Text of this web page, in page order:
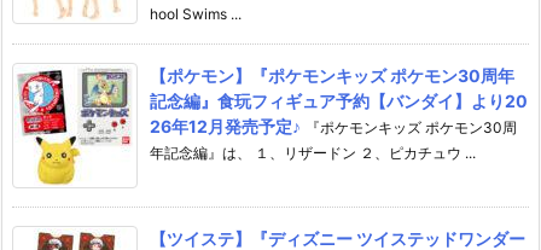
hool Swims ...
【ポケモン】『ポケモンキッズ ポケモン30周年
記念編』食玩フィギュア予約【バンダイ】より20
26年12月発売予定♪
『ポケモンキッズ ポケモン30周
年記念編』は、 １、リザードン ２、ピカチュウ ...
【ツイステ】『ディズニー ツイステッドワンダー